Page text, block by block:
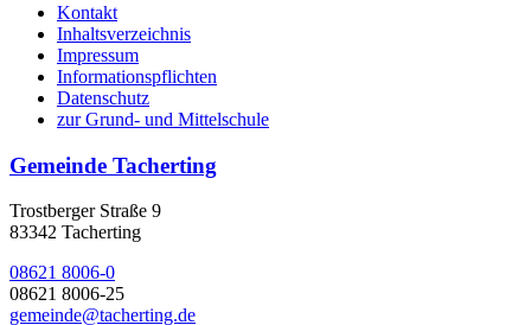
Kontakt
Inhaltsverzeichnis
Impressum
Informationspflichten
Datenschutz
zur Grund- und Mittelschule
Gemeinde Tacherting
Trostberger Straße 9
83342 Tacherting
08621 8006-0
08621 8006-25
gemeinde@tacherting.de